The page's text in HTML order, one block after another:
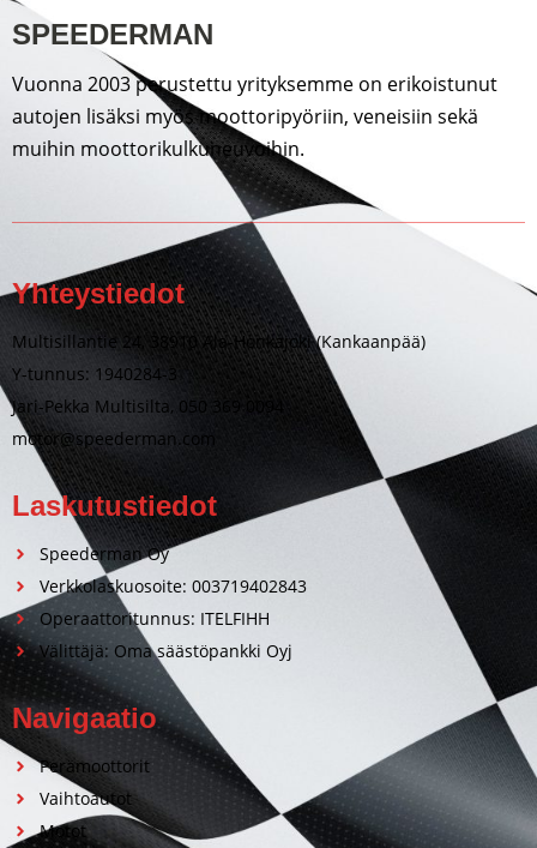
SPEEDERMAN
Vuonna 2003 perustettu yrityksemme on erikoistunut
autojen lisäksi myös moottoripyöriin, veneisiin sekä
muihin moottorikulkuneuvoihin.
Yhteystiedot
Multisillantie 24, 38910 Ala-Honkajoki (Kankaanpää)
Y-tunnus: 1940284-3
Jari-Pekka Multisilta, 050 369 0094
motor@speederman.com
Laskutustiedot
Speederman Oy
Verkkolaskuosoite: 003719402843
Operaattoritunnus: ITELFIHH
Välittäjä: Oma säästöpankki Oyj
Navigaatio
Perämoottorit
Vaihtoautot
Motot